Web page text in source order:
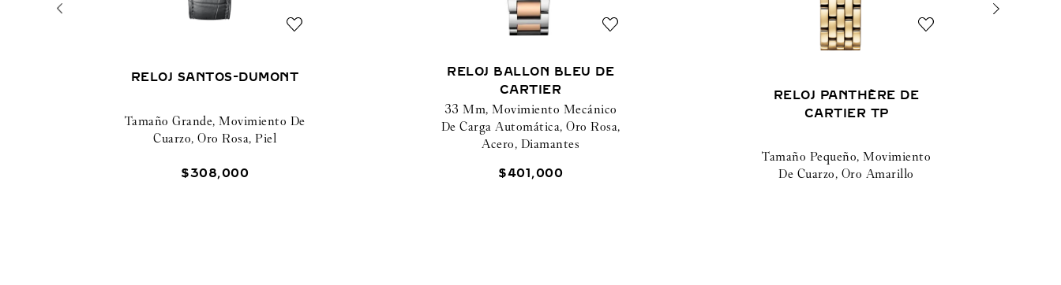
RELOJ SANTOS-DUMONT
Tamaño Grande, Movimiento De
Cuarzo, Oro Rosa, Piel
$308,000
RELOJ BALLON BLEU DE
CARTIER
33 Mm, Movimiento Mecánico
De Carga Automática, Oro Rosa,
Acero, Diamantes
$401 ,000
RELOJ PANTHÈRE DE
CARTIER TP
Tamaño Pequeño, Movimiento
De Cuarzo, Oro Amarillo